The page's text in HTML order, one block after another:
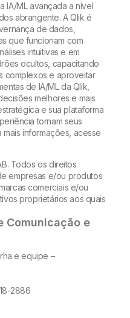
IA/ML avançada a nível
abrangente. A Qlik é
de dados,
que funcionam com
intuitivas e em
ocultos, capacitando
complexos e aproveitar
de IA/ML da Qlik,
melhores e mais
e sua plataforma
tornam seus
mais informações, acesse
Todos os direitos
empresas e/ou produtos
comerciais e/ou
proprietários aos quais
Comunicação e
e equipe –
2886